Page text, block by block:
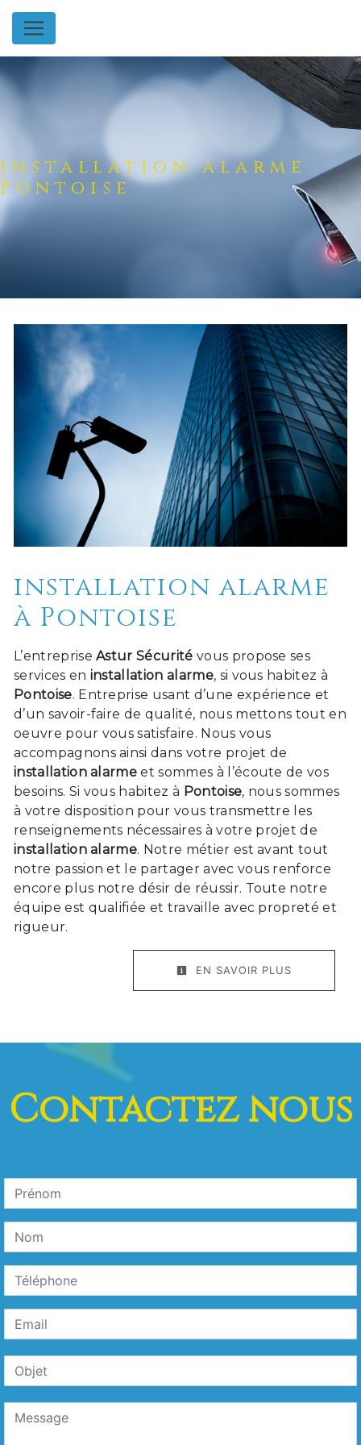
Panneau de gestion des cookies
installation alarme
Pontoise
installation alarme
à Pontoise
L’entrepriseAstur Sécurité vous propose ses
services en installation alarme, si vous habitez à
Pontoise. Entreprise usant d’une expérience et
d’un savoir-faire de qualité, nous mettons tout en
oeuvre pour vous satisfaire. Nous vous
accompagnons ainsi dans votre projet de
installation alarme et sommes à l’écoute de vos
besoins. Si vous habitez à Pontoise, nous sommes
à votre disposition pour vous transmettre les
renseignements nécessaires à votre projet de
installation alarme. Notre métier est avant tout
notre passion et le partager avec vous renforce
encore plus notre désir de réussir. Toute notre
équipe est qualifiée et travaille avec propreté et
rigueur.
EN SAVOIR PLUS
Contactez nous